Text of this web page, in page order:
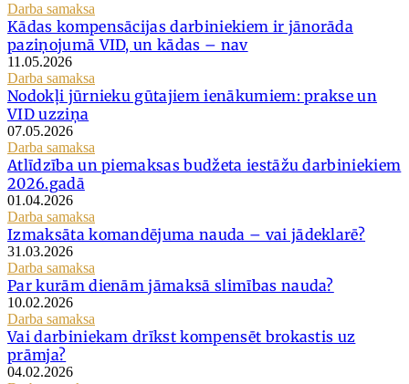
Darba samaksa
Kādas kompensācijas darbiniekiem ir jānorāda
paziņojumā VID, un kādas – nav
11.05.2026
Darba samaksa
Nodokļi jūrnieku gūtajiem ienākumiem: prakse un
VID uzziņa
07.05.2026
Darba samaksa
Atlīdzība un piemaksas budžeta iestāžu darbiniekiem
2026.gadā
01.04.2026
Darba samaksa
Izmaksāta komandējuma nauda – vai jādeklarē?
31.03.2026
Darba samaksa
Par kurām dienām jāmaksā slimības nauda?
10.02.2026
Darba samaksa
Vai darbiniekam drīkst kompensēt brokastis uz
prāmja?
04.02.2026